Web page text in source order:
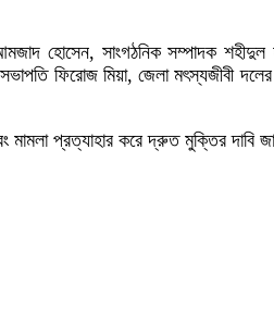
হোসেন, সাংগঠনিক সম্পাদক
ফিরোজ মিয়া, জেলা মৎস্যজীবী
মামলা প্রত্যাহার করে দ্রুত মুক্তির দাবি